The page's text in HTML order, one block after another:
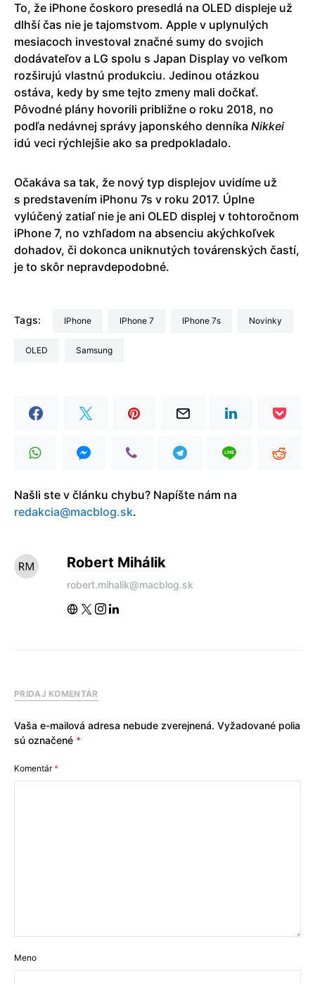
To, že iPhone čoskoro presedlá na OLED displeje už
dlhší čas nie je tajomstvom. Apple v uplynulých
mesiacoch investoval značné sumy do svojich
dodávateľov a LG spolu s Japan Display vo veľkom
rozširujú vlastnú produkciu. Jedinou otázkou
ostáva, kedy by sme tejto zmeny mali dočkať.
Pôvodné plány hovorili približne o roku 2018, no
podľa nedávnej správy japonského denníka Nikkei
idú veci rýchlejšie ako sa predpokladalo.
Očakáva sa tak, že nový typ displejov uvidíme už
s predstavením iPhonu 7s v roku 2017. Úplne
vylúčený zatiaľ nie je ani OLED displej v tohtoročnom
iPhone 7, no vzhľadom na absenciu akýchkoľvek
dohadov, či dokonca uniknutých továrenských častí,
je to skôr nepravdepodobné.
Tags: iPhone iPhone 7 iPhone 7s Novinky
OLED Samsung
Našli ste v článku chybu? Napíšte nám na
redakcia@macblog.sk.
Robert Mihálik
robert.mihalik@macblog.sk
PRIDAJ KOMENTÁR
Vaša e-mailová adresa nebude zverejnená. Vyžadované polia
sú označené *
Komentár*
Meno